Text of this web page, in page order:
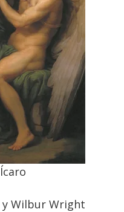
y Wilbur Wright